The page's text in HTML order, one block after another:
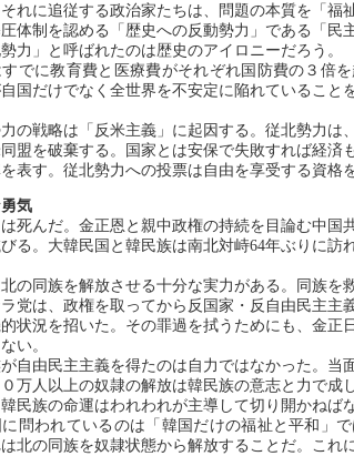
れに追従する政治家たちは、問題の本質を「福
体制を認める「歴史への反動勢力」である「民
勢力」と呼ばれたのは歴史のアイロニーだろう。
でに教育費と医療費がそれぞれ国防費の３倍
国だけでなく全世界を不安定に陥れていること
の戦略は「反米主義」に起因する。従北勢力は
盟を破棄する。国家とは安保で失敗すれば経済
表す。従北勢力への投票は自由を享受する資格
気
死んだ。金正恩と親中政権の持続を目論む中国
る。大韓民国と韓民族は南北対峙64年ぶりに訪
の同族を解放させる十分な実力がある。同族を
党は、政権を取ってから反国家・反自由民主主
状況を招いた。その罪過を拭うためにも、金正
い。
自由民主主義を得たのは自力ではなかった。当
万人以上の奴隷の解放は韓民族の意志と力で成
民族の命運はわれわれが主導して切り開かねば
問われているのは「韓国だけの福祉と平和」
は北の同族を奴隷状態から解放することだ。これ